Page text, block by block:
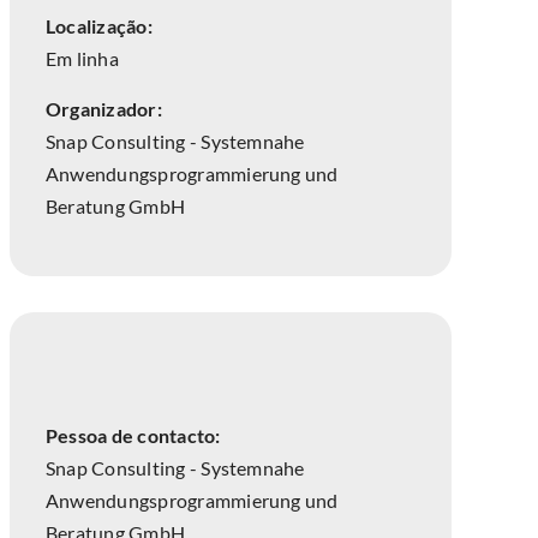
Localização:
Em linha
Organizador:
Snap Consulting - Systemnahe
Anwendungsprogrammierung und
Beratung GmbH
Pessoa de contacto:
Snap Consulting - Systemnahe
Anwendungsprogrammierung und
Beratung GmbH